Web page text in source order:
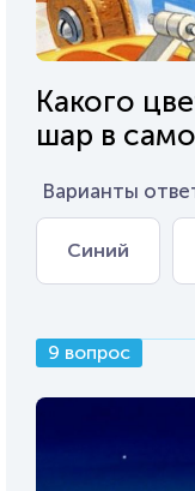
Какого
шар в
Варианты
Синий
9 вопрос